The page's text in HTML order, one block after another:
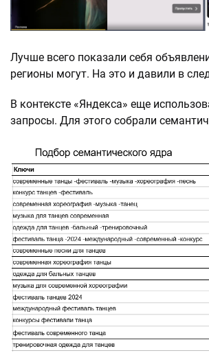
Лучше всего показали себя
регионы могут. На это и давили в
В контексте «Яндекса» еще
запросы. Для этого собрали